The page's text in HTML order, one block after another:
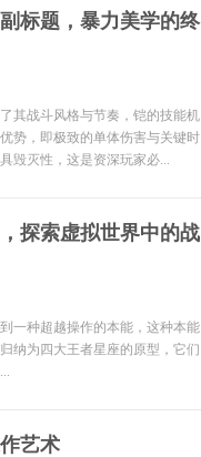
标题，暴力美学的终
其战斗风格与节奏，铠的技能机
势，即极致的单体伤害与关键时
毁灭性，这是资深玩家必...
探索虚拟世界中的战
一种超越操作的本能，这种本能
纳为四大王者星座的原型，它们
艺术